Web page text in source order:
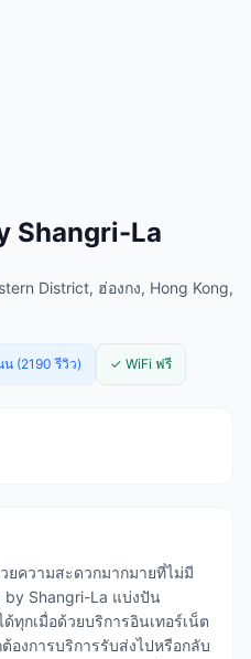
Shangri-La
District, ฮ่องกง, Hong Kong,
(2190 รีวิว) ✓ WiFi ฟรี
ความสะดวกมากมายที่ไม่มี
by Shangri-La แบ่งปัน
ทุกเมื่อด้วยบริการอินเทอร์เน็ต
องการบริการรับส่งไปหรือกลับ